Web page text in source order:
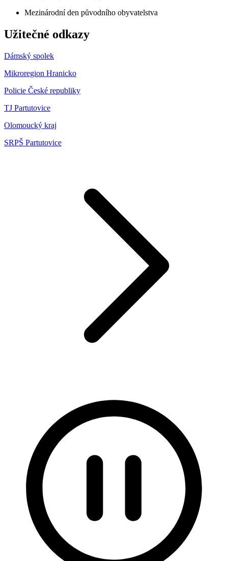
Mezinárodní den původního obyvatelstva
Užitečné odkazy
Dámský spolek
Mikroregion Hranicko
Policie České republiky
TJ Partutovice
Olomoucký kraj
SRPŠ Partutovice